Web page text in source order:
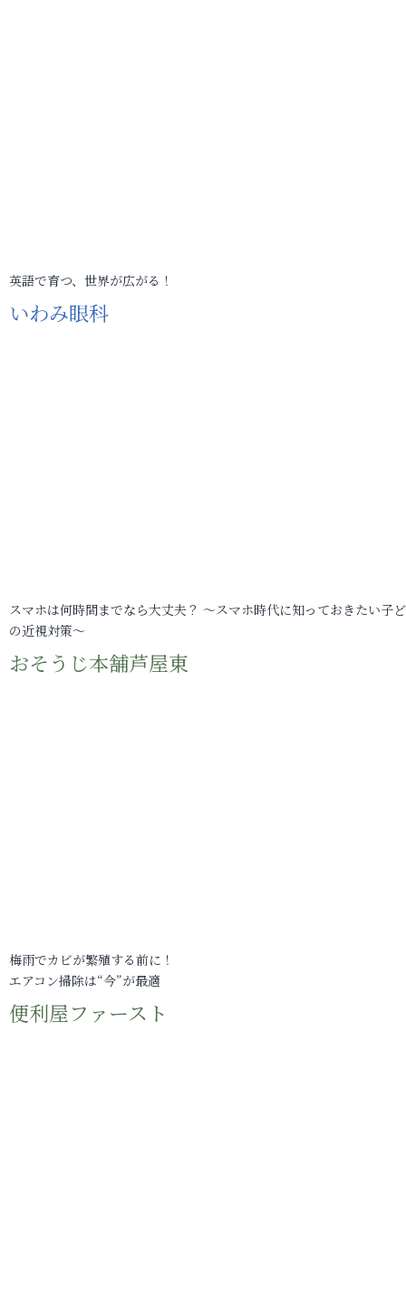
英語で育つ、世界が広がる！
いわみ眼科
スマホは何時間までなら大丈夫？ ～スマホ時代に知っておきたい子
の近視対策～
おそうじ本舗芦屋東
梅雨でカビが繁殖する前に！
エアコン掃除は“今”が最適
便利屋ファースト